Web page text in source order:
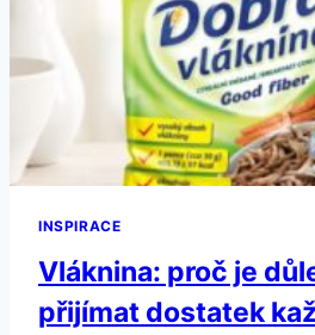
INSPIRACE
Vláknina: proč je
přijímat dostatek